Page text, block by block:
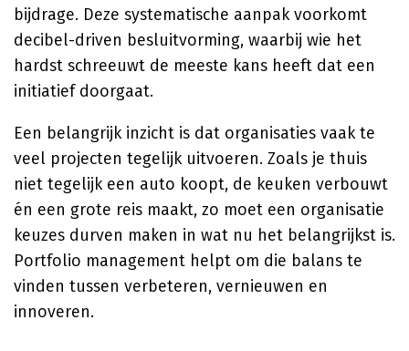
bijdrage. Deze systematische aanpak voorkomt
decibel-driven besluitvorming, waarbij wie het
hardst schreeuwt de meeste kans heeft dat een
initiatief doorgaat.
Een belangrijk inzicht is dat organisaties vaak te
veel projecten tegelijk uitvoeren. Zoals je thuis
niet tegelijk een auto koopt, de keuken verbouwt
én een grote reis maakt, zo moet een organisatie
keuzes durven maken in wat nu het belangrijkst is.
Portfolio management helpt om die balans te
vinden tussen verbeteren, vernieuwen en
innoveren.